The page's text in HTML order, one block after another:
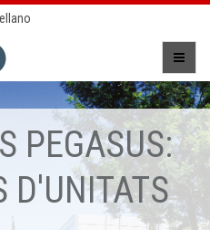
PEGASUS:
D'UNITATS